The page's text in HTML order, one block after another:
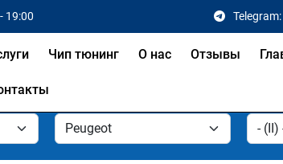
19:00
Чип тюнинг О нас Отзывы